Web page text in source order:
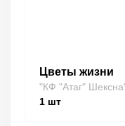
Цветы жизни
"КФ "Атаг"
1 шт